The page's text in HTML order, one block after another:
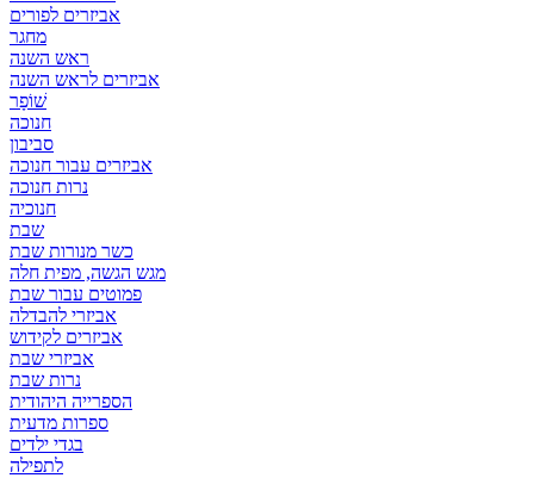
אביזרים לפורים
מחגר
ראש השנה
אביזרים לראש השנה
שׁוֹפָר
חנוכה
סביבון
אביזרים עבור חנוכה
נרות חנוכה
חנוכיה
שבת
כשר מנורות שבת
מגש הגשה, מפית חלה
פמוטים עבור שבת
אביזרי להבדלה
אביזרים לקידוש
אביזרי שבת
נרות שבת
הספרייה היהודית
ספרות מדעית
בגדי ילדים
לתפילה